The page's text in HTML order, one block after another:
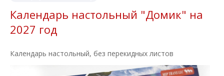
Календарь настольный "Домик" на
2027 год
Календарь настольный, без перекидных листов